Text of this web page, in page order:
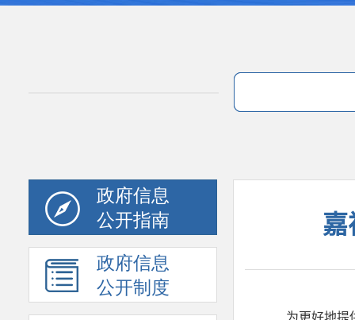
政府信息
公开指南
政府信息
公开制度